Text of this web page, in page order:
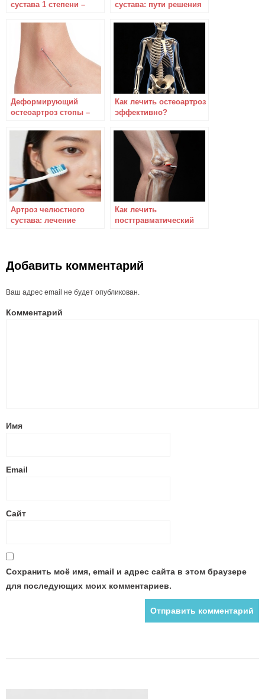
сустава 1 степени –
сустава: пути решения
Деформирующий
остеоартроз стопы –
Как лечить остеоартроз
эффективно?
Артроз челюстного
сустава: лечение
Как лечить
посттравматический
Добавить комментарий
Ваш адрес email не будет опубликован.
Комментарий
Имя
Email
Сайт
Сохранить моё имя, email и адрес сайта в этом браузере
для последующих моих комментариев.